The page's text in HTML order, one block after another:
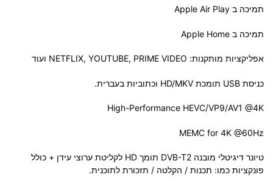
תמיכה ב Apple Air Play
תמיכה ב Apple Home
אפליקציות מותקנות: NETFLIX, YOUTUBE, PRIME VIDEO ועוד
כניסת USB תומכת HD/MKV וכתוביות בעברית.
High-Performance HEVC/VP9/AV1 @4K
MEMC for 4K @60Hz
טיונר דיגיטלי מובנה DVB-T2 תומך HD לקליטת ערוצי עידן + כולל
פונקציות כמו: תכנות / הקלטה / תזכורת לתוכנית.